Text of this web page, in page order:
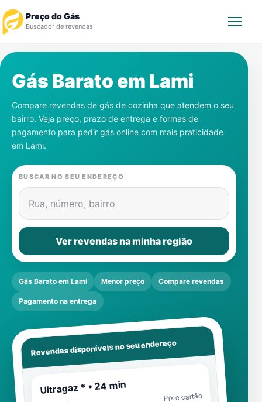
Preço do Gás
Buscador de revendas
Notícias
Gás
Contatos
Gás Barato em Lami
Compare revendas de gás de cozinha que atendem o seu
bairro. Veja preço, prazo de entrega e formas de
pagamento para pedir gás online com mais praticidade
em Lami.
BUSCAR NO SEU ENDEREÇO
Rua, número, bairro
Ver revendas na minha região
Gás Barato em Lami Menor preço Compare revendas
Pagamento na entrega
Revendas disponíveis no seu endereço
Ultragaz * • 24 min
Pix e cartão